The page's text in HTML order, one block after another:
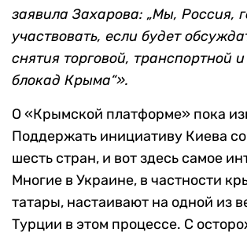
заявила Захарова: „Мы, Россия,
участвовать, если будет
снятия торговой, транспортной
блокад Крыма“».
О «Крымской платформе» пока
Поддержать инициативу Киева
шесть стран, и вот здесь самое
Многие в Украине, в частности
татары, настаивают на одной из
Турции в этом процессе. С